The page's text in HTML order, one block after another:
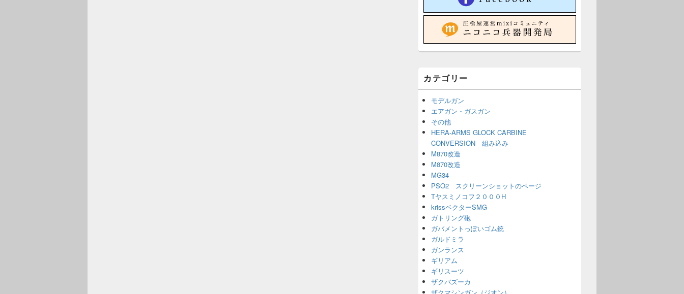
カテゴリー
モデルガン
エアガン・ガスガン
その他
HERA-ARMS GLOCK CARBINE
CONVERSION 組み込み
M870改造
M870改造
MG34
PSO2 スクリーンショットのページ
Tヤスミノコフ２０００H
krissベクターSMG
ガトリング砲
ガバメントっぽいゴム銃
ガルドミラ
ガンランス
ギリアム
ギリスーツ
ザクバズーカ